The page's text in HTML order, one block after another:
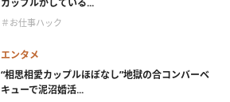
カップルがしている...
＃お仕事ハック
エンタメ
“相思相愛カップルほぼなし”地獄の合コンバーベ
キューで泥沼婚活...